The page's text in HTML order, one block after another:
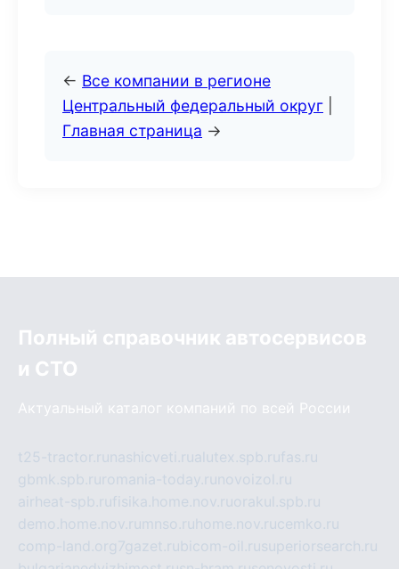
← Все компании в регионе
Центральный федеральный округ
Главная страница →
Полный справочник автосервисов
и СТО
Актуальный каталог компаний по всей России
t25-tractor.ru nashicveti.rualutex.spb.rufas.ru
gbmk.spb.ru romania-today.ru novoizol.ru
airheat-spb.rufisika.home.nov.ruorakul.spb.ru
demo.home.nov.ru mnso.ru home.nov.rucemko.ru
comp-land.org 7gazet.rubicom-oil.rusuperiorsearch.ru